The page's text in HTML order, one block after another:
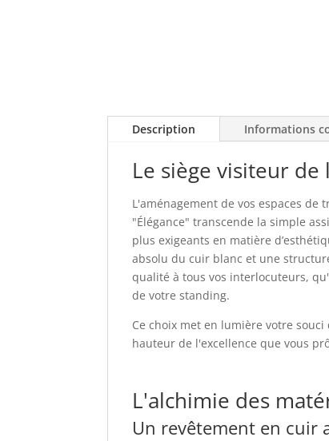
Description Informations
Le siège visiteur
L'aménagement de vos espaces
"Élégance" transcende la simple
plus exigeants en matière
absolu du cuir blanc et une
qualité à tous vos interlocuteurs,
de votre standing.
Ce choix met en lumière votre
hauteur de l'excellence que vous
L'alchimie des
Un revêtement en cuir